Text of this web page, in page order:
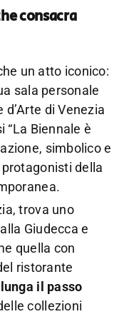
consacra
un atto iconico:
sala personale
di Venezia
“La Biennale è
simbolico e
della
trova uno
alla Giudecca e
quella con
ristorante
il passo
collezioni